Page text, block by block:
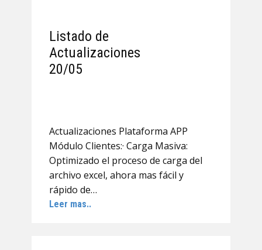
Listado de
Actualizaciones
20/05
Actualizaciones Plataforma APP
Módulo Clientes:· Carga Masiva:
Optimizado el proceso de carga del
archivo excel, ahora mas fácil y
rápido de…
Leer mas..